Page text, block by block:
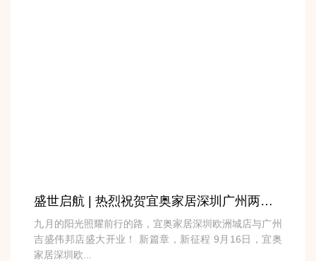
盛世启航 | 热烈祝贺宜奥家居深圳广州两店隆重开业
九月的阳光照耀前行的路，宜奥家居深圳欧洲城店与广州
吉盛伟邦店盛大开业！ 新篇章，新征程 9月16日，宜奥
家居深圳欧...